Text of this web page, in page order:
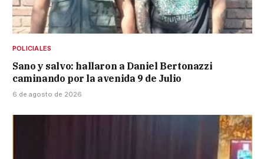
POLICIALES
Sano y salvo: hallaron a Daniel Bertonazzi
caminando por la avenida 9 de Julio
6 de agosto de 2026